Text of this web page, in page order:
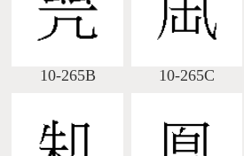
10-265B 10-265C